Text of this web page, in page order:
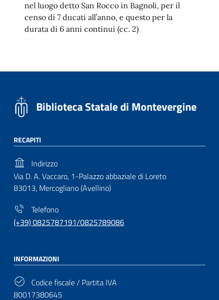
nel luogo detto San Rocco in Bagnoli, per il
censo di 7 ducati all’anno, e questo per la
durata di 6 anni continui (cc. 2)
Biblioteca Statale di Montevergine
RECAPITI
Indirizzo
Via D. A. Vaccaro, 1-Palazzo abbaziale di Loreto
83013, Mercogliano (Avellino)
Telefono
(+39) 0825787191/0825789086
INFORMAZIONI
Codice fiscale / Partita IVA
80017380645